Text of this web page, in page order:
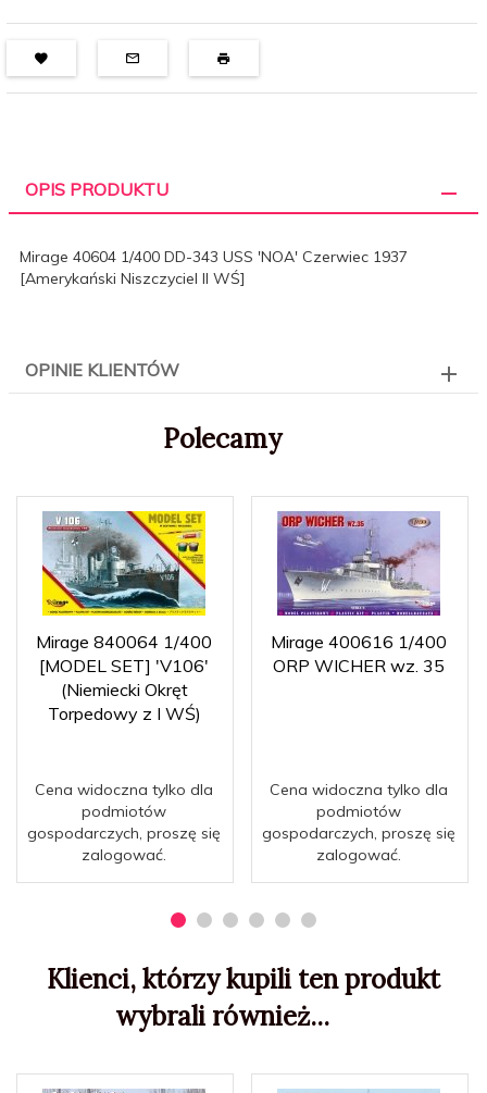
OPIS PRODUKTU
Mirage 40604 1/400 DD-343 USS 'NOA' Czerwiec 1937
[Amerykański Niszczyciel II WŚ]
OPINIE KLIENTÓW
Polecamy
Mirage 840064 1/400
[MODEL SET] 'V106'
(Niemiecki Okręt
Torpedowy z I WŚ)
Cena widoczna tylko dla
podmiotów
gospodarczych, proszę się
zalogować.
Mirage 400616 1/400
ORP WICHER wz. 35
Cena widoczna tylko dla
podmiotów
gospodarczych, proszę się
zalogować.
Klienci, którzy kupili ten produkt
wybrali również...